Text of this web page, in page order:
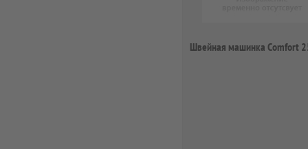
Швейная машинка Comfort